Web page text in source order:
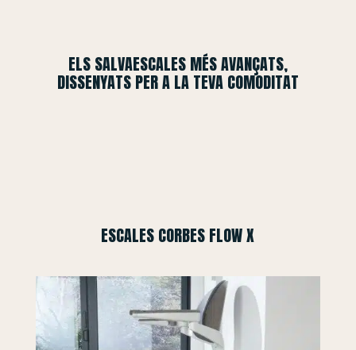
ELS SALVAESCALES MÉS AVANÇATS,
DISSENYATS PER A LA TEVA COMODITAT
ESCALES CORBES FLOW X